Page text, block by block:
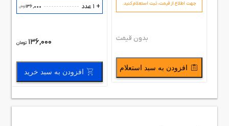
+ 1 عدد 136,000تومان
136,000 تومان
افزودن به سبد خرید
جهت اطلاع از قیمت،‌ ثبت استعلام کنید.
بدون قیمت
افزودن به سبد استعلام